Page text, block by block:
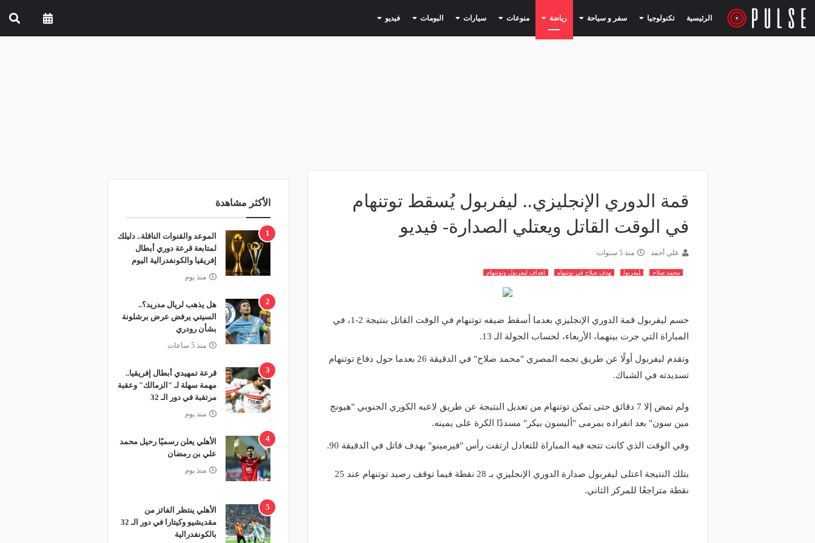
الرئيسية تكنولوجيا (current) سفر و سياحة (current) رياضة (current) منوعات (current) سيارات (current) البومات (current) فيديو (current)
قمة الدوري الإنجليزي.. ليفربول يُسقط توتنهام
في الوقت القاتل ويعتلي الصدارة- فيديو
علي أحمد منذ 5 سنوات
محمد صلاح ليفربول هدف صلاح في توتنهام اهداف ليفربول وتوتنهام
حسم ليفربول قمة الدوري الإنجليزي بعدما أسقط ضيفه توتنهام في الوقت القاتل بنتيجة 2-1، في
المباراة التي جرت بينهما، الأربعاء، لحساب الجولة الـ 13.
وتقدم ليفربول أولًا عن طريق نجمه المصري "محمد صلاح" في الدقيقة 26 بعدما حول دفاع توتنهام
تسديدته في الشباك.
ولم تمض إلا 7 دقائق حتى تمكن توتنهام من تعديل النتيجة عن طريق لاعبه الكوري الجنوبي "هيونج
مين سون" بعد انفراده بمرمى "أليسون بيكر" مسددًا الكرة على يمينه.
وفي الوقت الذي كانت تتجه فيه المباراة للتعادل ارتقت رأس "فيرمينو" بهدف قاتل في الدقيقة 90.
بتلك النتيجة اعتلى ليفربول صدارة الدوري الإنجليزي بـ 28 نقطة فيما توقف رصيد توتنهام عند 25
نقطة متراجعًا للمركز الثاني.
الأكثر مشاهدة
1
الموعد والقنوات الناقلة.. دليلك
لمتابعة قرعة دوري أبطال
إفريقيا والكونفدرالية اليوم
منذ يوم
2
هل يذهب لريال مدريد؟..
السيتي يرفض عرض برشلونة
بشأن رودري
منذ 5 ساعات
3
قرعة تمهيدي أبطال إفريقيا..
مهمة سهلة لـ "الزمالك" وعقبة
مرتقبة في دور الـ 32
منذ يوم
4
الأهلي يعلن رسميًا رحيل محمد
علي بن رمضان
منذ يوم
5
الأهلي ينتظر الفائز من
مقديشيو وكيتارا في دور الـ 32
بالكونفدرالية